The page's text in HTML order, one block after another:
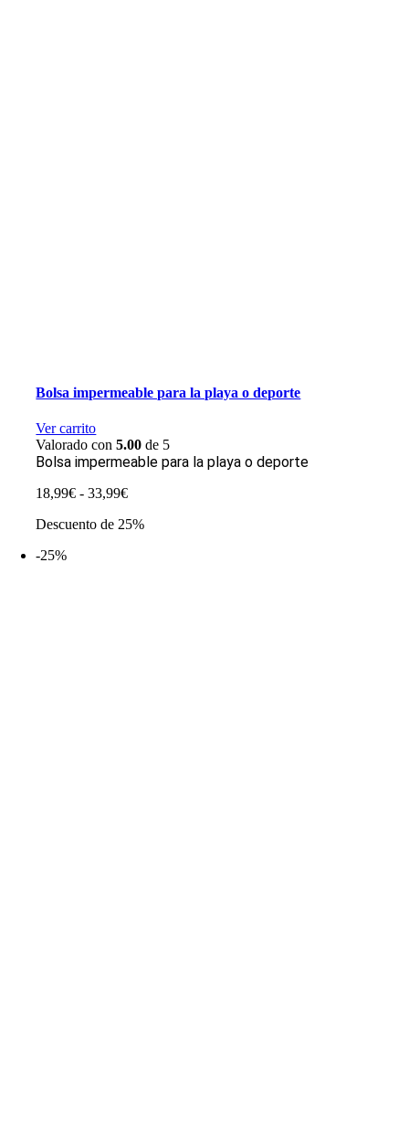
Bolsa impermeable para la playa o deporte
Ver carrito
Valorado con5.00 de 5
Bolsa impermeable para la playa o deporte
18,99€ - 33,99€Rango
precios:
Descuento de 25%
-25%